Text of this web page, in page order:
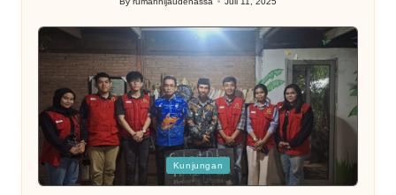
Posted
Posted
in
Kunjungan